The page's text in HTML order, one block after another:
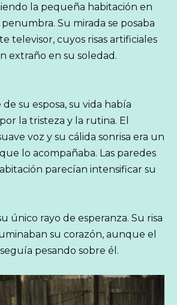
la pequeña habitación en
Su mirada se posaba
televisor, cuyos risas artificiales
extraño en su soledad.
su esposa, su vida había
la tristeza y la rutina. El
voz y su cálida sonrisa era un
lo acompañaba. Las paredes
parecían intensificar su
único rayo de esperanza. Su risa
su corazón, aunque el
pesando sobre él.